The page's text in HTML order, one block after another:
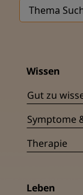
Wissen
Gut zu
Symptome
Therapie
Leben